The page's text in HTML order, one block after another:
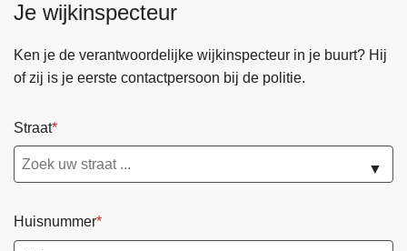
Je wijkinspecteur
Ken je de verantwoordelijke wijkinspecteur in je buurt? Hij
of zij is je eerste contactpersoon bij de politie.
Straat
▼
Huisnummer